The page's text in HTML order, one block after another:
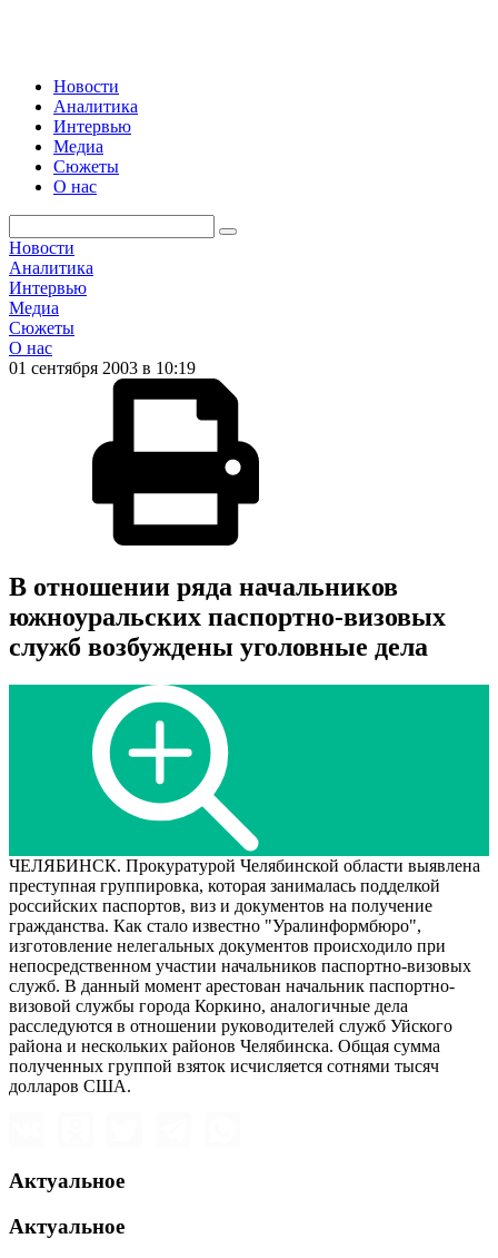
Новости
Аналитика
Интервью
Медиа
Сюжеты
О нас
Новости
Аналитика
Интервью
Медиа
Сюжеты
О нас
01 сентября 2003 в 10:19
В отношении ряда начальников
южноуральских паспортно-визовых
служб возбуждены уголовные дела
ЧЕЛЯБИНСК. Прокуратурой Челябинской области выявлена
преступная группировка, которая занималась подделкой
российских паспортов, виз и документов на получение
гражданства. Как стало известно "Уралинформбюро",
изготовление нелегальных документов происходило при
непосредственном участии начальников паспортно-визовых
служб. В данный момент арестован начальник паспортно-
визовой службы города Коркино, аналогичные дела
расследуются в отношении руководителей служб Уйского
района и нескольких районов Челябинска. Общая сумма
полученных группой взяток исчисляется сотнями тысяч
долларов США.
Актуальное
Актуальное